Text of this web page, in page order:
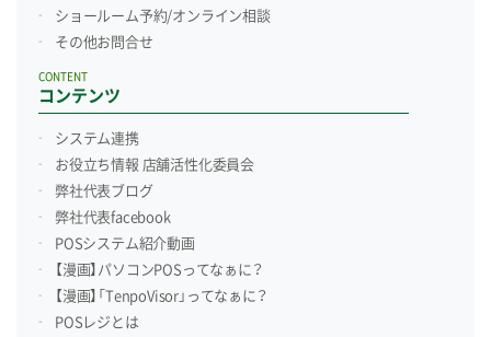
ショールーム予約/オンライン相談
その他お問合せ
コンテンツ
CONTENT
システム連携
お役立ち情報 店舗活性化委員会
弊社代表ブログ
弊社代表facebook
POSシステム紹介動画
【漫画】パソコンPOSってなぁに？
【漫画】「TenpoVisor」ってなぁに？
POSレジとは